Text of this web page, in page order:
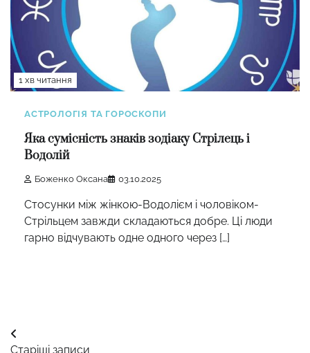
1 хв читання
АСТРОЛОГІЯ ТА ГОРОСКОПИ
Яка сумісність знаків зодіаку Стрілець і
Водолій
Боженко Оксана 03.10.2025
Стосунки між жінкою-Водолієм і чоловіком-
Стрільцем завжди складаються добре. Ці люди
гарно відчувають одне одного через […]
Навігація
Старіші записи